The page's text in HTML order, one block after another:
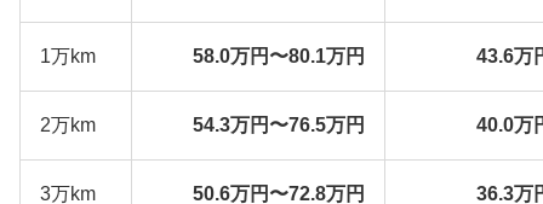
1万km 58.0万円〜80.1万円 43.6万
2万km 54.3万円〜76.5万円 40.0万
3万km 50.6万円〜72.8万円 36.3万